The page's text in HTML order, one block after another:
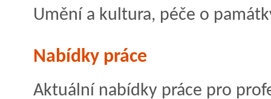
Umění a kultura, péče o
Nabídky práce
Aktuální nabídky práce pro